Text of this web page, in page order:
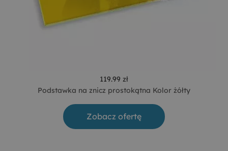
119.99 zł
Podstawka na znicz prostokątna Kolor żółty
Zobacz ofertę